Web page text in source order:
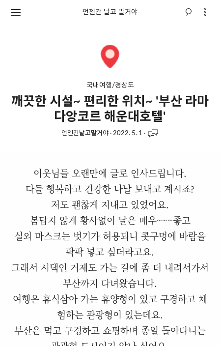
언젠간 날고 말거야
국내여행/경상도
깨끗한 시설~ 편리한 위치~ '부산 라마
다앙코르 해운대호텔'
언젠간날고말거야· 2022. 5. 1 ·
이웃님들 오랜만에 글로 인사드립니다.
다들 행복하고 건강한 나날 보내고 계시죠?
저도 괜찮게 지내고 있었어요.
봄답지 않게 황사없이 날은 매우~~~좋고
실외 마스크는 벗기가 허용되니 콧구멍에 바람을
팍팍 넣고 싶더라고요.
그래서 시댁인 거제도 가는 길에 좀 더 내려서가서
부산까지 다녀왔습니다.
여행은 휴식삼아 가는 휴양형이 있고 구경하고 체
험하는 관광형이 있는데요.
부산은 먹고 구경하고 쇼핑하며 종일 돌아다니는